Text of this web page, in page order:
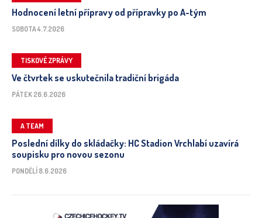
Hodnocení letní přípravy od přípravky po A-tým
SOBOTA 4.7.2026
TISKOVÉ ZPRÁVY
Ve čtvrtek se uskutečnila tradiční brigáda
PÁTEK 26.6.2026
A TEAM
Poslední dílky do skládačky: HC Stadion Vrchlabí uzavírá
soupisku pro novou sezonu
PONDĚLÍ 8.6.2026